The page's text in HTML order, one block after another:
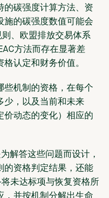
的碳强度计算方法、资
施的碳强度数值可能会
、欧盟排放交易体系
方法而存在显著差
认定和财务价值。
些机制的资格，在每个
少，以及当前和未来
价动态的变化）相应的
解答这些问题而设计，
的资格判定结果，还能
未达标项与恢复资格所
，并按机制分解出生命